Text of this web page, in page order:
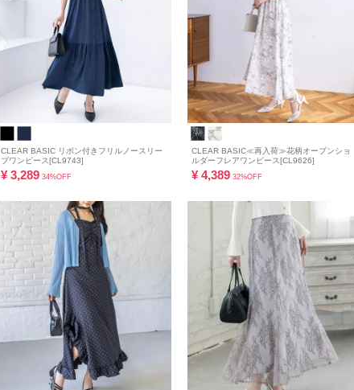
CLEAR BASIC リボン付きフリルノースリー
ブワンピース[CL9743]
¥ 3,289 34%OFF
CLEAR BASIC≪再入荷≫花柄オープンショ
ルダーフレアワンピース[CL9626]
¥ 4,389 32%OFF